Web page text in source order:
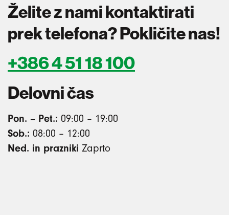
Želite z nami kontaktirati
prek telefona? Pokličite nas!
+386 4 51 18 100
Delovni čas
Pon. – Pet.: 09:00 – 19:00
Sob.: 08:00 – 12:00
Ned. in prazniki Zaprto